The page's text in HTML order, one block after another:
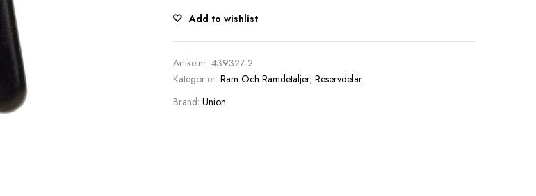
Add to wishlist
Artikelnr: 439327-2
Kategorier: Ram Och Ramdetaljer, Reservdelar
Brand: Union